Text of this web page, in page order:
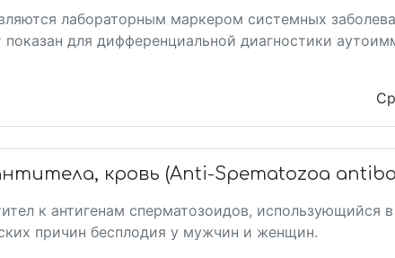
лабораторным маркером системных
показан для дифференциальной диагностики
кровь (Anti-Spematozoa
к антигенам сперматозоидов, использующийся в
причин бесплодия у мужчин и женщин.